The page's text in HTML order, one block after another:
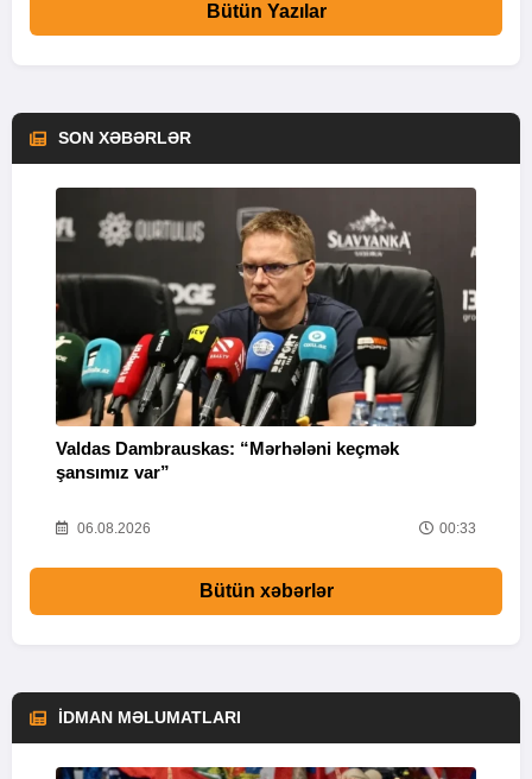
Bütün Yazılar
SON XƏBƏRLƏR
Valdas Dambrauskas: “Mərhələni keçmək
şansımız var”
06.08.2026 00:33
Bütün xəbərlər
İDMAN MƏLUMATLARI